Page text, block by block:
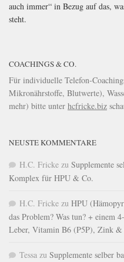
auch immer“ in Bezug auf das,
steht.
COACHINGS & CO.
Für individuelle Telefon-
Mikronährstoffe, Blutwerte),
mehr) bitte unter hcfricke.biz
NEUSTE KOMMENTARE
H.C. Fricke zu Supplemente
Komplex für HPU & Co.
H.C. Fricke zu HPU
das Problem? Was tun? + einem
Leber, Vitamin B6 (P5P), Zink &
Tessa zu Supplemente selber